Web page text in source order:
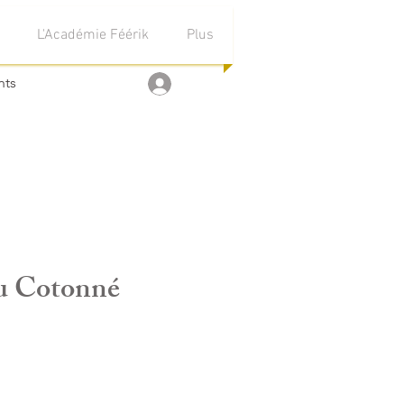
L'Académie Féérik Plus
Cotonné